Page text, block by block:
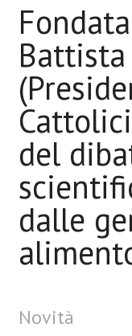
del
dalle
Novità